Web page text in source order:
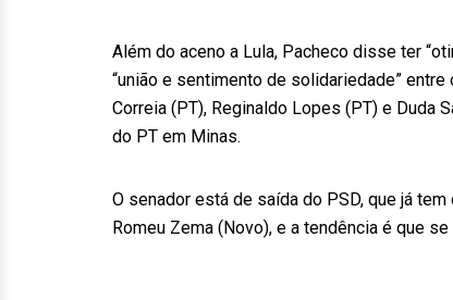
Além do aceno a Lula, Pacheco disse ter
“união e sentimento de solidariedade”
Correia (PT), Reginaldo Lopes (PT) e Duda
do PT em Minas.
O senador está de saída do PSD, que já
Romeu Zema (Novo), e a tendência é que